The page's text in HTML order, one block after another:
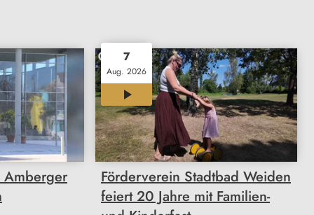
7
Aug. 2026
00:32
Förderverein Stadtbad Weiden
feiert 20 Jahre mit Familien-